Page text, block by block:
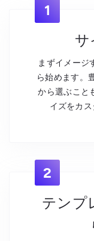
1
サ
まずイメージ
ら始めます。
から選ぶこと
イズをカ
2
テンプ